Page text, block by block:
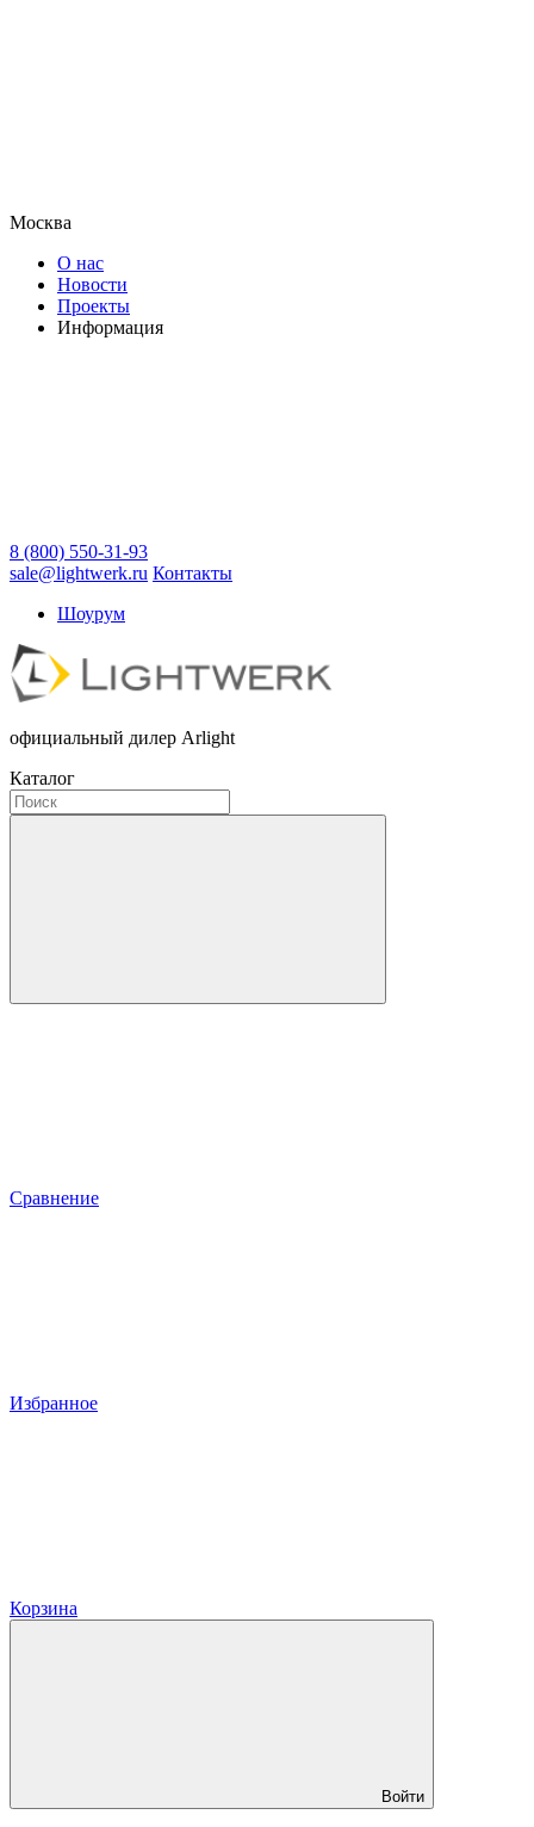
Москва
О нас
Новости
Проекты
Информация
8 (800) 550-31-93
sale@lightwerk.ru Контакты
Шоурум
официальный дилер Arlight
Каталог
Сравнение
Избранное
Корзина
Войти